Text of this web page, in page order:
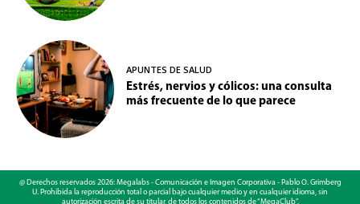
APUNTES DE SALUD
Estrés, nervios y cólicos: una consulta
más frecuente de lo que parece
@ Derechos reservados 2026: Megalabs - Comunicación e Imagen Corporativa - Pablo O. Grimberg
U. Prohibida la reproducción total o parcial bajo cualquier medio y en cualquier idioma, sin
autorización escrita de su titular, de todos los contenidos de “MegaClub”.